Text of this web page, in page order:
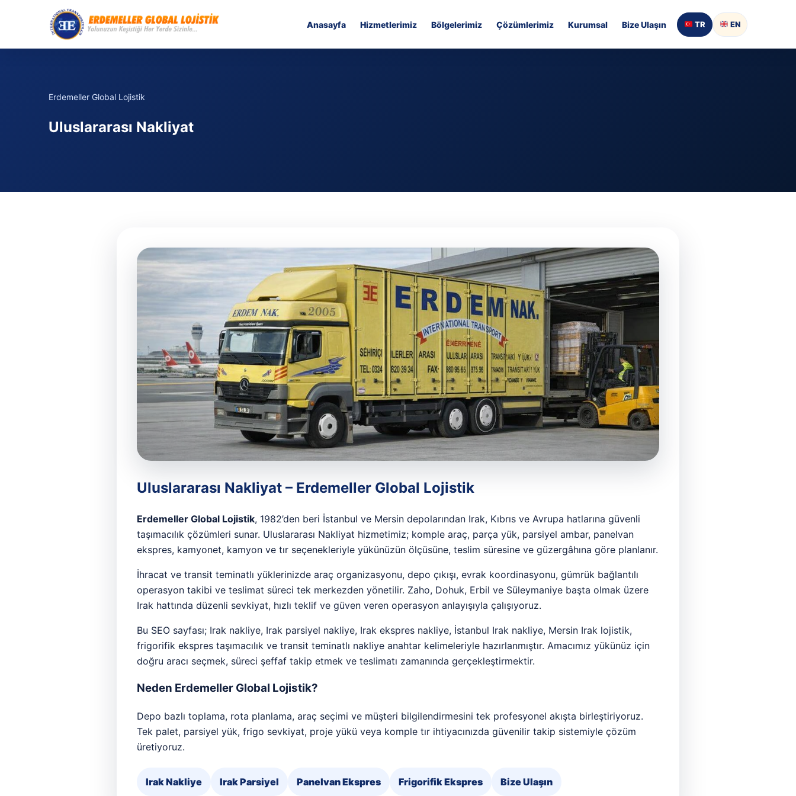
Anasayfa Hizmetlerimiz Bölgelerimiz Çözümlerimiz Kurumsal Bize Ulaşın TR EN
Erdemeller Global Lojistik
Uluslararası Nakliyat
Uluslararası Nakliyat – Erdemeller Global Lojistik
Erdemeller Global Lojistik, 1982’den beri İstanbul ve Mersin depolarından Irak, Kıbrıs ve Avrupa hatlarına güvenli
taşımacılık çözümleri sunar. Uluslararası Nakliyat hizmetimiz; komple araç, parça yük, parsiyel ambar, panelvan
ekspres, kamyonet, kamyon ve tır seçenekleriyle yükünüzün ölçüsüne, teslim süresine ve güzergâhına göre planlanır.
İhracat ve transit teminatlı yüklerinizde araç organizasyonu, depo çıkışı, evrak koordinasyonu, gümrük bağlantılı
operasyon takibi ve teslimat süreci tek merkezden yönetilir. Zaho, Dohuk, Erbil ve Süleymaniye başta olmak üzere
Irak hattında düzenli sevkiyat, hızlı teklif ve güven veren operasyon anlayışıyla çalışıyoruz.
Bu SEO sayfası; Irak nakliye, Irak parsiyel nakliye, Irak ekspres nakliye, İstanbul Irak nakliye, Mersin Irak lojistik,
frigorifik ekspres taşımacılık ve transit teminatlı nakliye anahtar kelimeleriyle hazırlanmıştır. Amacımız yükünüz için
doğru aracı seçmek, süreci şeffaf takip etmek ve teslimatı zamanında gerçekleştirmektir.
Neden Erdemeller Global Lojistik?
Depo bazlı toplama, rota planlama, araç seçimi ve müşteri bilgilendirmesini tek profesyonel akışta birleştiriyoruz.
Tek palet, parsiyel yük, frigo sevkiyat, proje yükü veya komple tır ihtiyacınızda güvenilir takip sistemiyle çözüm
üretiyoruz.
Irak Nakliye Irak Parsiyel Panelvan Ekspres Frigorifik Ekspres Bize Ulaşın